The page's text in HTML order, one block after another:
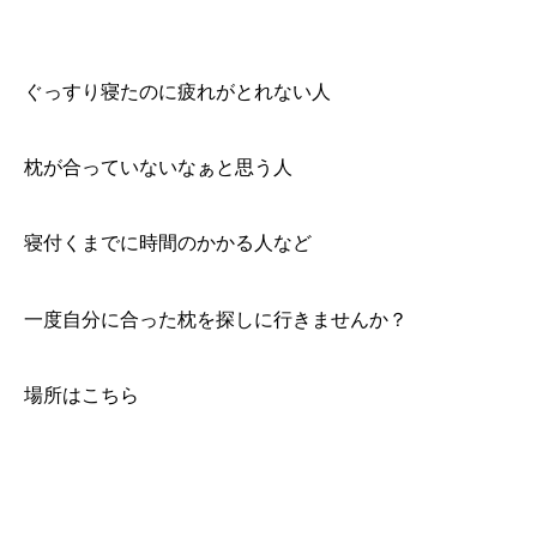
ぐっすり寝たのに疲れがとれない人
枕が合っていないなぁと思う人
寝付くまでに時間のかかる人など
一度自分に合った枕を探しに行きませんか？
場所はこちら